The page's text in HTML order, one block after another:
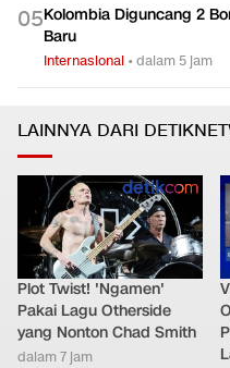
05Kolombia Diguncang 2
Baru
Internasional •dalam 5 jam
LAINNYA DARI
Plot Twist! 'Ngamen'
Pakai Lagu Otherside
yang Nonton Chad Smith
dalam 7 jam